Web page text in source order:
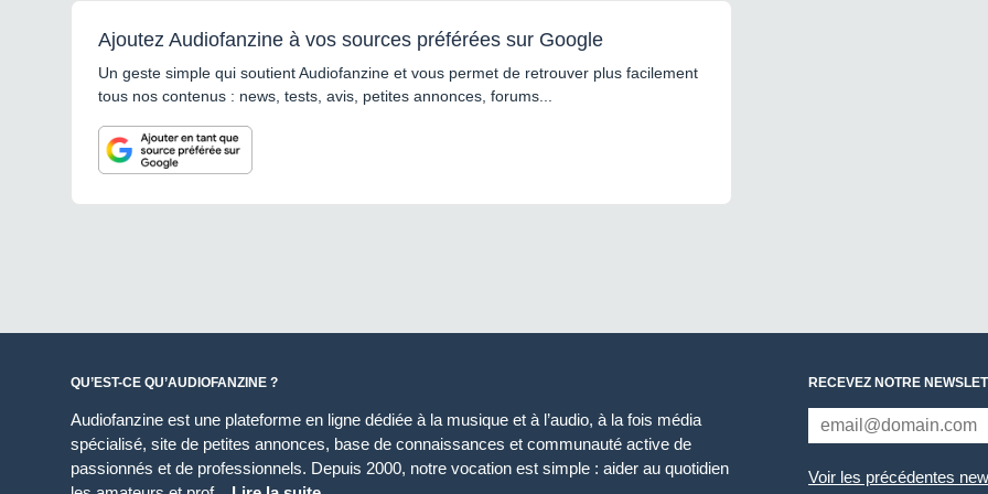
Ajoutez Audiofanzine à vos sources préférées sur Google
Un geste simple qui soutient Audiofanzine et vous permet de retrouver plus facilement
tous nos contenus : news, tests, avis, petites annonces, forums...
QU’EST-CE QU’AUDIOFANZINE ?
Audiofanzine est une plateforme en ligne dédiée à la musique et à l’audio, à la fois média
spécialisé, site de petites annonces, base de connaissances et communauté active de
passionnés et de professionnels. Depuis 2000, notre vocation est simple : aider au quotidien
RECEVEZ NOTRE
Voir les précédentes